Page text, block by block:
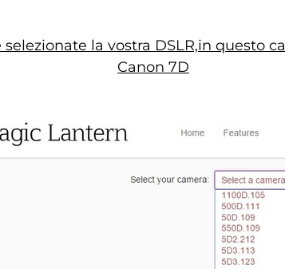
la vostra DSLR,in questo
Canon 7D